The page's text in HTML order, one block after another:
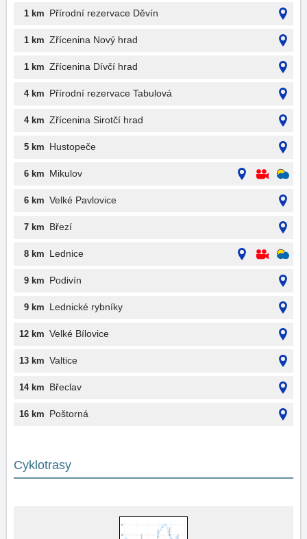
1 km Přírodní rezervace Děvín
1 km Zřícenina Nový hrad
1 km Zřícenina Dívčí hrad
4 km Přírodní rezervace Tabulová
4 km Zřícenina Sirotčí hrad
5 km Hustopeče
6 km Mikulov
6 km Velké Pavlovice
7 km Březí
8 km Lednice
9 km Podivín
9 km Lednické rybníky
12 km Velké Bílovice
13 km Valtice
14 km Břeclav
16 km Poštorná
Cyklotrasy